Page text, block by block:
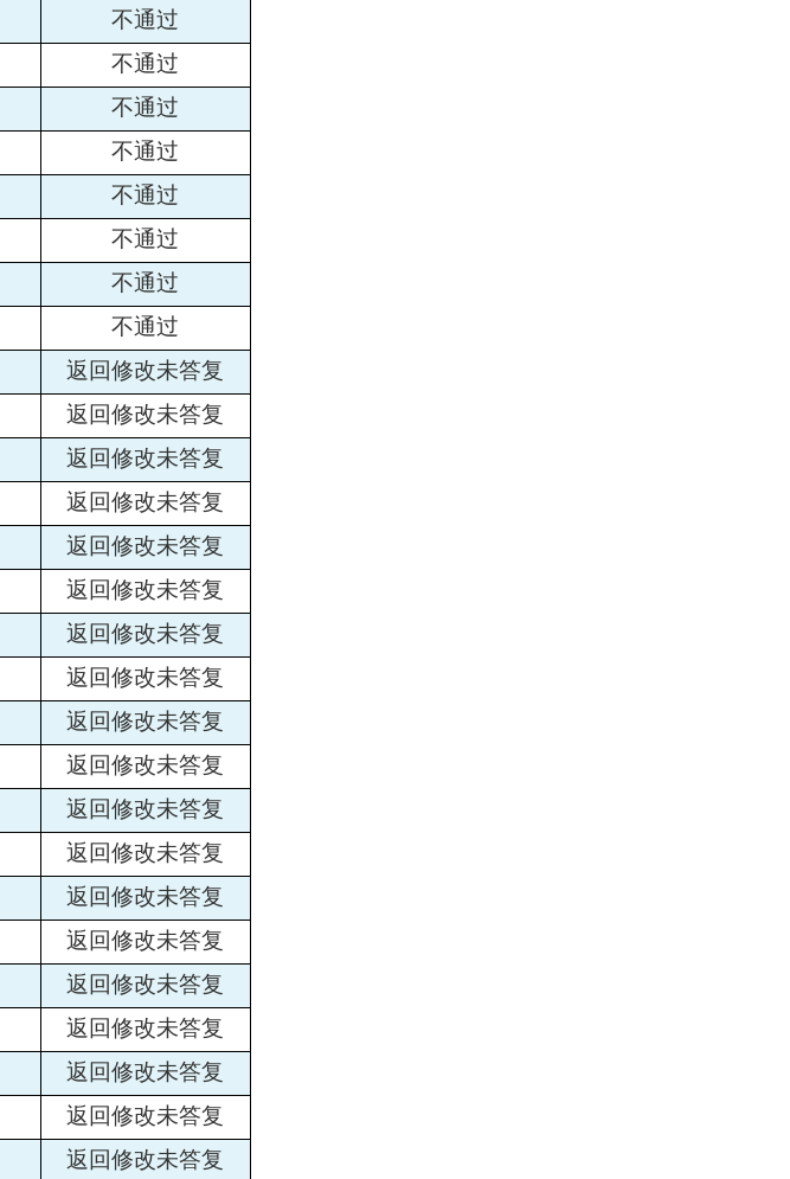
不通过
不通过
不通过
不通过
不通过
不通过
不通过
不通过
返回修改未答复
返回修改未答复
返回修改未答复
返回修改未答复
返回修改未答复
返回修改未答复
返回修改未答复
返回修改未答复
返回修改未答复
返回修改未答复
返回修改未答复
返回修改未答复
返回修改未答复
返回修改未答复
返回修改未答复
返回修改未答复
返回修改未答复
返回修改未答复
返回修改未答复